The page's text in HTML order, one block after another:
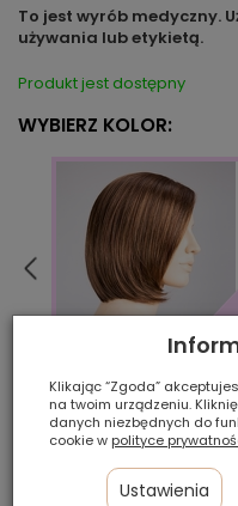
To jest wyrób medyczny.
używania lub etykietą.
Produkt jest dostępny
WYBIERZ KOLOR:
Klikając “Zgoda”
na twoim urządzeniu.
danych niezbędnych do
cookie w polityce
Ustawienia